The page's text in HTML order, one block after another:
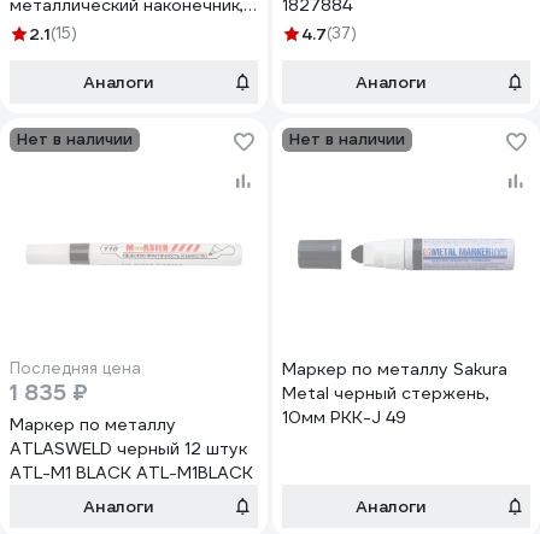
металлический наконечник,
черный, 1.4 мм 9845892
2.1(15)
Аналоги
1827884
4.7(37)
Аналоги
Нет в наличии
Последняя цена
1 835 ₽
Маркер по металлу
ATLASWELD черный 12 штук
ATL-M1 BLACK ATL-M1BLACK
Аналоги
Нет в наличии
Маркер по металлу Sakura
Metal черный стержень,
10мм PKK-J 49
Аналоги